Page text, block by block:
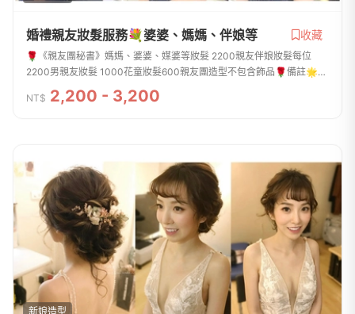
婚禮親友妝髮服務💐婆婆、媽媽、伴娘等 收藏
🌹《親友團秘書》媽媽、婆婆、媒婆等妝髮 2200親友伴娘妝髮每位
2200男親友妝髮 1000花童妝髮600親友團造型不包含飾品🌹備註🌟收
到訂金之後將保留檔期, 尾款於宴客當天付清🌟可安排試妝，試(妝費為
2000，不試)髮型，以...
NT$ 2,200 - 3,200
新娘造型